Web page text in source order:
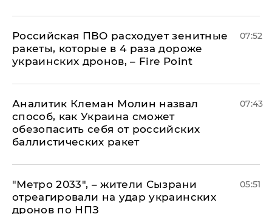
Российская ПВО расходует зенитные
ракеты, которые в 4 раза дороже
украинских дронов, – Fire Point
07:52
Аналитик Клеман Молин назвал
способ, как Украина сможет
обезопасить себя от российских
баллистических ракет
07:43
"Метро 2033", – жители Сызрани
отреагировали на удар украинских
дронов по НПЗ
05:51